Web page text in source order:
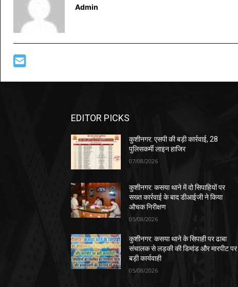
Admin
EDITOR PICKS
कुशीनगर: एसपी की बड़ी कार्रवाई, 28
पुलिसकर्मी लाइन हाजिर
07/08/2026
कुशीनगर: कसया थाने में दो सिपाहियों पर
सख्त कार्रवाई के बाद डीआईजी ने किया
औचक निरीक्षण
05/08/2026
कुशीनगर: कसया थाने के सिपाही पर ढाबा
संचालक से लड़की की डिमांड और मारपीट पर
बड़ी कार्यवाही
05/08/2026